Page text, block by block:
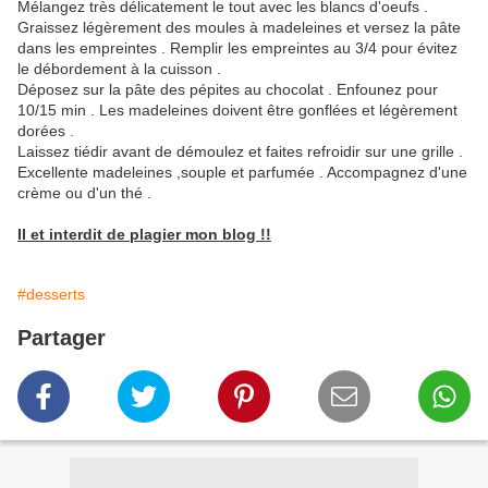
Mélangez très délicatement le tout avec les blancs d'oeufs .
Graissez légèrement des moules à madeleines et versez la pâte
dans les empreintes . Remplir les empreintes au 3/4 pour évitez
le débordement à la cuisson .
Déposez sur la pâte des pépites au chocolat . Enfounez pour
10/15 min . Les madeleines doivent être gonflées et légèrement
dorées .
Laissez tiédir avant de démoulez et faites refroidir sur une grille .
Excellente madeleines ,souple et parfumée . Accompagnez d'une
crème ou d'un thé .
Il et interdit de plagier mon blog !!
#desserts
Partager